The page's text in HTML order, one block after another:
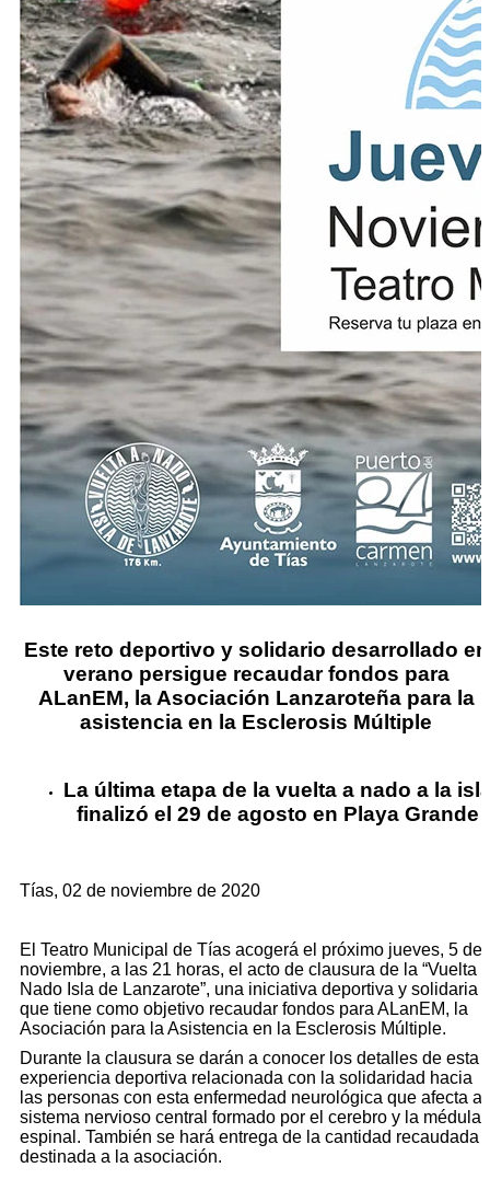
Este reto deportivo y solidario desarrollado en
verano persigue recaudar fondos para
ALanEM, la Asociación Lanzaroteña para la
asistencia en la Esclerosis Múltiple
La última etapa de la vuelta a nado a la
finalizó el 29 de agosto en Playa Grande
Tías, 02 de noviembre de 2020
El Teatro Municipal de Tías acogerá el próximo jueves, 5 de
noviembre, a las 21 horas, el acto de clausura de la “Vuelta a
Nado Isla de Lanzarote”, una iniciativa deportiva y solidaria
que tiene como objetivo recaudar fondos para ALanEM, la
Asociación para la Asistencia en la Esclerosis Múltiple.
Durante la clausura se darán a conocer los detalles de esta
experiencia deportiva relacionada con la solidaridad hacia
las personas con esta enfermedad neurológica que afecta al
sistema nervioso central formado por el cerebro y la médula
espinal. También se hará entrega de la cantidad recaudada
destinada a la asociación.